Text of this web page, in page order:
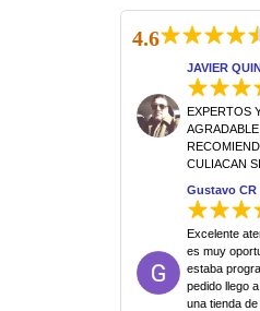
4.6
JAVIER
EXPERTOS
CULIACAN
Gustavo CR
Excelente
es muy
estaba
pedido llego
una tienda